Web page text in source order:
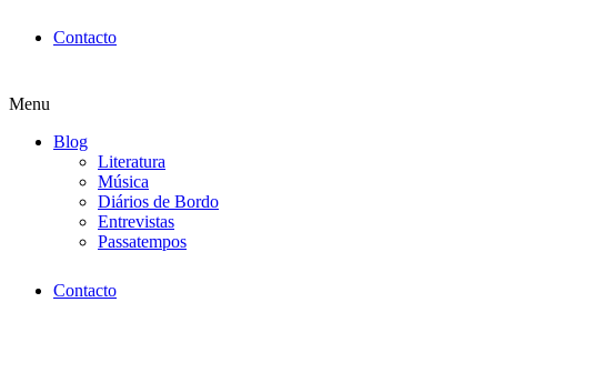
Contacto
Menu
Blog
Literatura
Música
Diários de Bordo
Entrevistas
Passatempos
Contacto